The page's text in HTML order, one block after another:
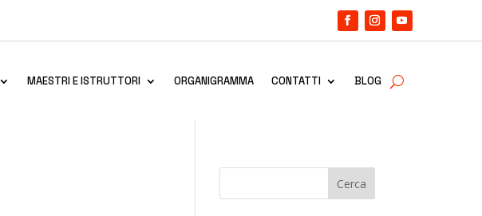
MAESTRI E ISTRUTTORI ORGANIGRAMMA CONTATTI BLOG